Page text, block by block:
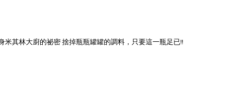
其林大廚的祕密 捨掉瓶瓶罐罐的調料，只要這一瓶足已!!